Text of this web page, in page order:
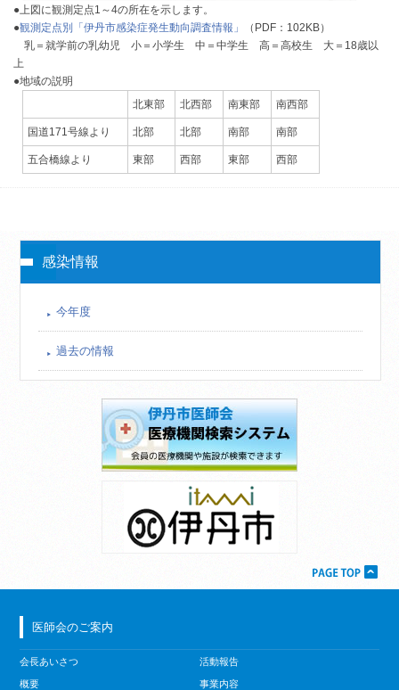
●上図に観測定点1～4の所在を示します。
●観測定点別「伊丹市感染症発生動向調査情報」
（PDF：102KB）
乳＝就学前の乳幼児 小＝小学生 中＝中学生 高＝高校生 大＝18歳以
上
●地域の説明
北東部
北西部 南東部 南西部
国道171号線より 北部 北部 南部 南部
五合橋線より 東部 西部 東部 西部
感染情報
今年度
過去の情報
医師会のご案内
会長あいさつ
概要
活動報告
事業内容